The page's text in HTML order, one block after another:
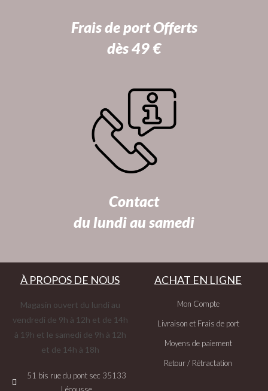
Frais de port Offerts
dès 49 €
Contact
du lundi au samedi
À PROPOS DE NOUS
Magasin ouvert du lundi au
vendredi de 9h à 12h et de 14h
à 19h et le samedi de 9h à 12h
et de 14h à 18h
51 bis rue du pont sec 35133
ACHAT EN LIGNE
Mon Compte
Livraison et Frais de port
Moyens de paiement
Retour / Rétractation